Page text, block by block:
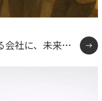
会社に、未来は
の手段”にしな